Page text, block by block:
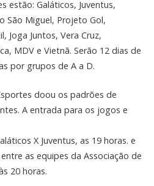
estão: Galáticos, Juventus,
São Miguel, Projeto Gol,
Joga Juntos, Vera Cruz,
MDV e Vietnã. Serão 12 dias de
por grupos de A a D.
doou os padrões de
A entrada para os jogos e
X Juventus, as 19 horas. e
as equipes da Associação de
20 horas.